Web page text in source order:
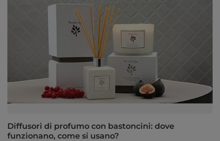
Diffusori di profumo con bastoncini: dove
funzionano, come si usano?